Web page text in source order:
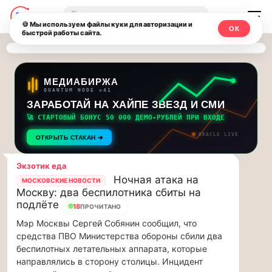
Последние
новости
и
обновления
потока:
Друзья,
приглашаем
на
музыкальную
прогулку
по
Москве
Чайковского!…
Друзья,
приглашаем
на
музыкальную
Москвичи.net
—
Главный
столичный
чат-
мессенджер,
новости
и
инсайды
Москвы
🔍
МЕДИАБИРЖА
QUANTUM NODE v41
ЗАРАБОТАЙ НА ХАЙПЕ ЗВЕЗД И СМИ
🚀 СТАРТОВЫЙ БОНУС 50 000 ДЕМО-РУБЛЕЙ ПРИ ВХОДЕ
ОТКРЫТЬ СТАКАН ➔ ORACLE LIVE
Экзотик еда
МОСКОВСКИЕ НОВОСТИ
Ночная атака на
Москву: два беспилотника сбиты на
подлёте
18ПРОЧИТАНО
Мэр Москвы Сергей Собянин сообщил, что
средства ПВО Министерства обороны сбили два
беспилотных летательных аппарата, которые
направлялись в сторону столицы. Инцидент
🍪 Мы используем файлы куки для авторизации и
быстрой работы сайта.
ОК